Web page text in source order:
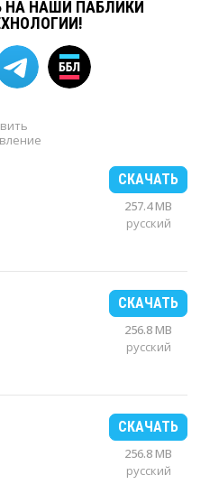
НАШИ ПАБЛИКИ
СКАЧАТЬ
257.4 MB
русский
СКАЧАТЬ
256.8 MB
русский
СКАЧАТЬ
256.8 MB
русский